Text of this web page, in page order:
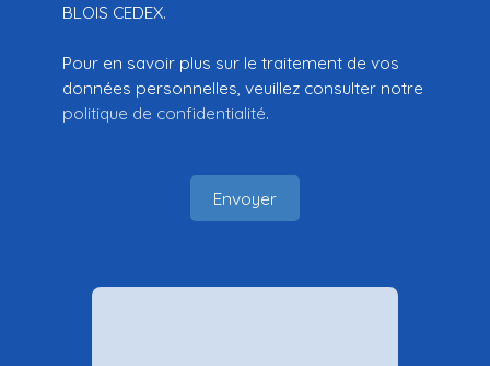
BLOIS CEDEX.
Pour en savoir plus sur le traitement de vos
données personnelles, veuillez consulter notre
politique de confidentialité.
Envoyer